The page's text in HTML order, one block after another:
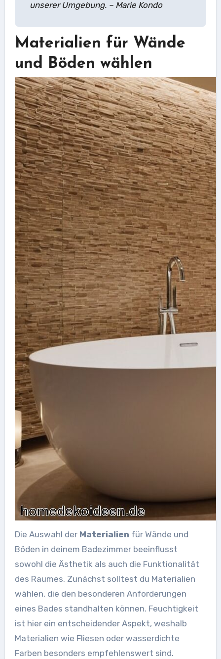
unserer Umgebung. – Marie Kondo
Materialien für Wände
und Böden wählen
Die Auswahl der Materialien für Wände und
Böden in deinem Badezimmer beeinflusst
sowohl die Ästhetik als auch die Funktionalität
des Raumes. Zunächst solltest du Materialien
wählen, die den besonderen Anforderungen
eines Bades standhalten können. Feuchtigkeit
ist hier ein entscheidender Aspekt, weshalb
Materialien wie Fliesen oder wasserdichte
Farben besonders empfehlenswert sind.